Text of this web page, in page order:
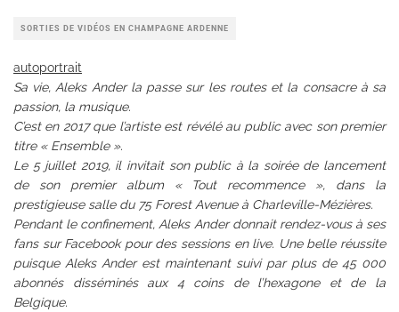
SORTIES DE VIDÉOS EN CHAMPAGNE ARDENNE
autoportrait
Sa vie, Aleks Ander la passe sur les routes et la consacre à sa
passion, la musique.
C’est en 2017 que l’artiste est révélé au public avec son premier
titre « Ensemble ».
Le 5 juillet 2019, il invitait son public à la soirée de lancement
de son premier album « Tout recommence », dans la
prestigieuse salle du 75 Forest Avenue à Charleville-Mézières.
Pendant le confinement, Aleks Ander donnait rendez-vous à ses
fans sur Facebook pour des sessions en live. Une belle réussite
puisque Aleks Ander est maintenant suivi par plus de 45 000
abonnés disséminés aux 4 coins de l’hexagone et de la
Belgique.